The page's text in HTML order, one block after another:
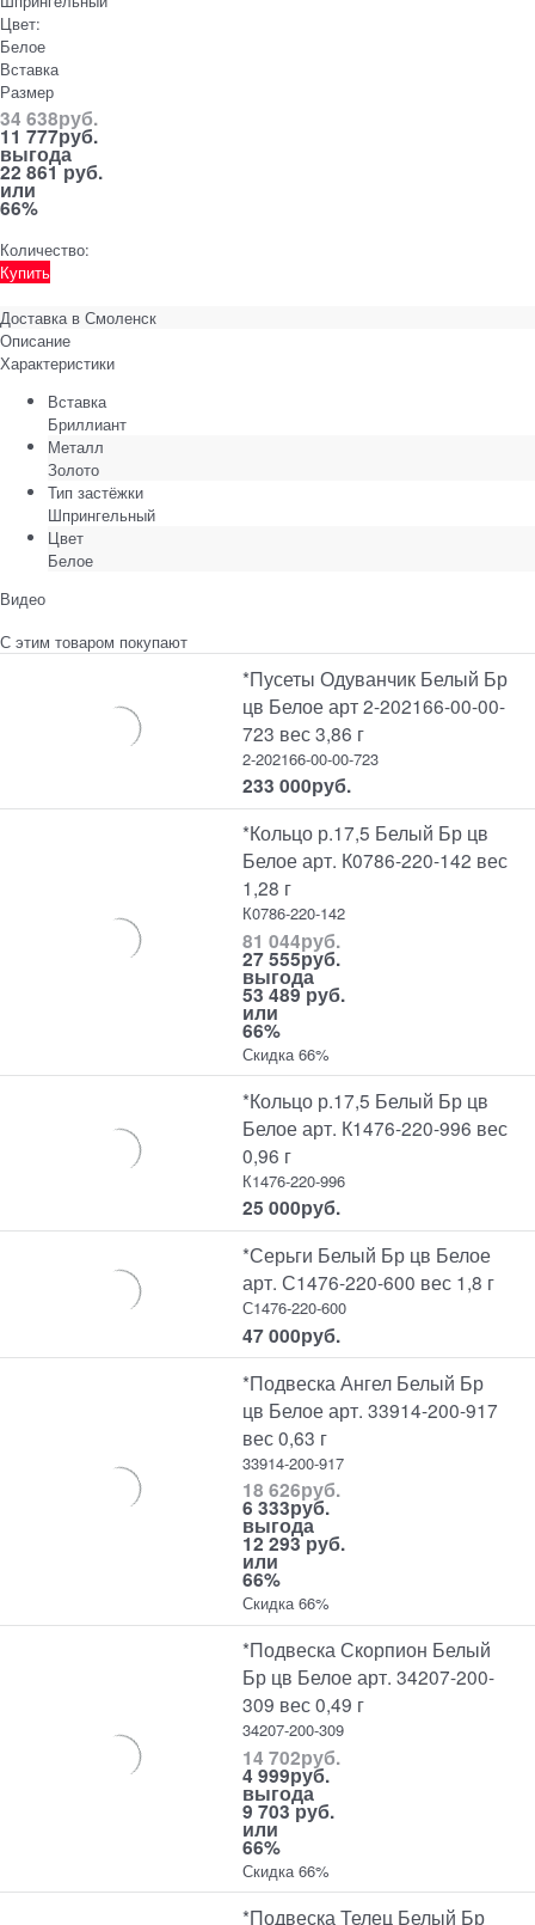
Цвет:
Белое
Вставка
Размер
34 638руб.
11 777руб.
выгода
22 861 руб.
или
66%
Количество:
Купить
Доставка в Смоленск
Описание
Характеристики
Вставка
Бриллиант
Металл
Золото
Тип застёжки
Шпрингельный
Цвет
Белое
Видео
С этим товаром покупают
*Пусеты Одуванчик Белый Бр
цв Белое арт 2-202166-00-00-
723 вес 3,86 г
2-202166-00-00-723
233 000руб.
*Кольцо р.17,5 Белый Бр цв
Белое арт. К0786-220-142 вес
1,28 г
К0786-220-142
81 044руб.
27 555руб.
выгода
53 489 руб.
или
66%
Скидка 66%
*Кольцо р.17,5 Белый Бр цв
Белое арт. К1476-220-996 вес
0,96 г
К1476-220-996
25 000руб.
*Серьги Белый Бр цв Белое
арт. С1476-220-600 вес 1,8 г
С1476-220-600
47 000руб.
*Подвеска Ангел Белый Бр
цв Белое арт. 33914-200-917
вес 0,63 г
33914-200-917
18 626руб.
6 333руб.
выгода
12 293 руб.
или
66%
Скидка 66%
*Подвеска Скорпион Белый
Бр цв Белое арт. 34207-200-
309 вес 0,49 г
34207-200-309
14 702руб.
4 999руб.
выгода
9 703 руб.
или
66%
Скидка 66%
*Подвеска Телец Белый Бр